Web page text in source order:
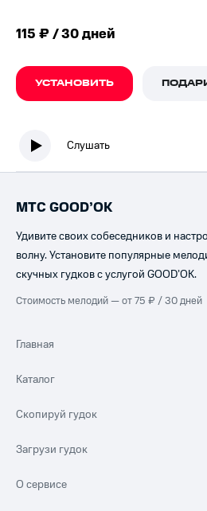
115 ₽ / 30 дней
УСТАНОВИТЬ
Слушать
МТС GOOD’OK
Удивите своих собеседников и
волну. Установите популярные
скучных гудков с услугой GOOD’OK.
Стоимость мелодий — от 75 ₽ / 30 дней
Главная
Каталог
Скопируй гудок
Загрузи гудок
О сервисе